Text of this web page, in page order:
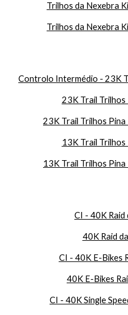
Trilhos da Nexebra
Trilhos da Nexebra
Controlo Intermédio - 23K
23K Trail
23K Trail Trilhos
13K Trail
13K Trail Trilhos
CI - 40K Raid
40K Raid
CI - 40K E-Bikes
40K E-Bikes
CI - 40K Single